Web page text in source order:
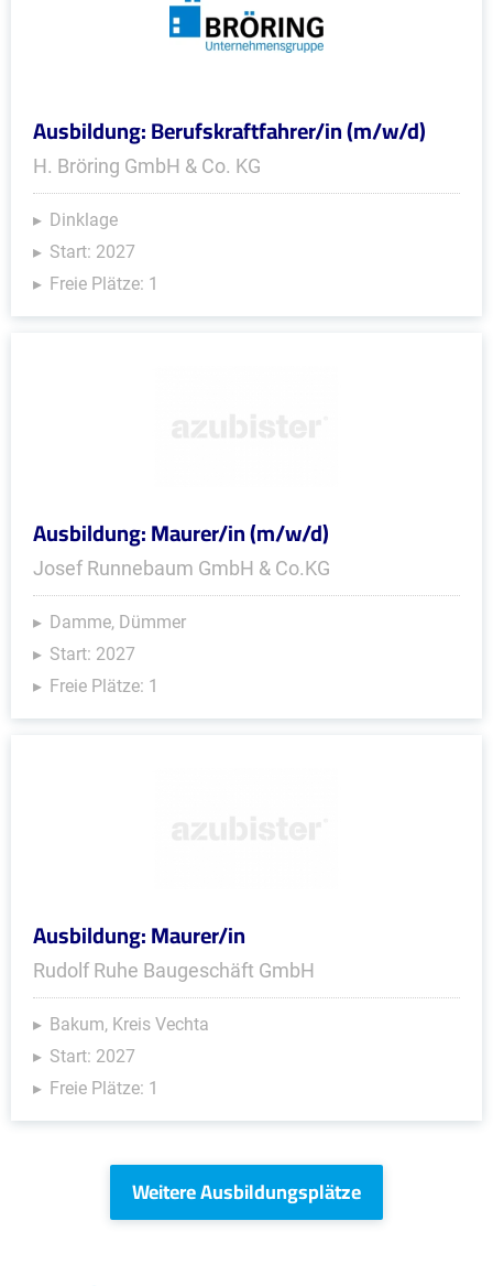
Ausbildung: Berufskraftfahrer/in (m/w/d)
H. Bröring GmbH & Co. KG
Dinklage
Start: 2027
Freie Plätze: 1
Ausbildung: Maurer/in (m/w/d)
Josef Runnebaum GmbH & Co.KG
Damme, Dümmer
Start: 2027
Freie Plätze: 1
Ausbildung: Maurer/in
Rudolf Ruhe Baugeschäft GmbH
Bakum, Kreis Vechta
Start: 2027
Freie Plätze: 1
Weitere Ausbildungsplätze